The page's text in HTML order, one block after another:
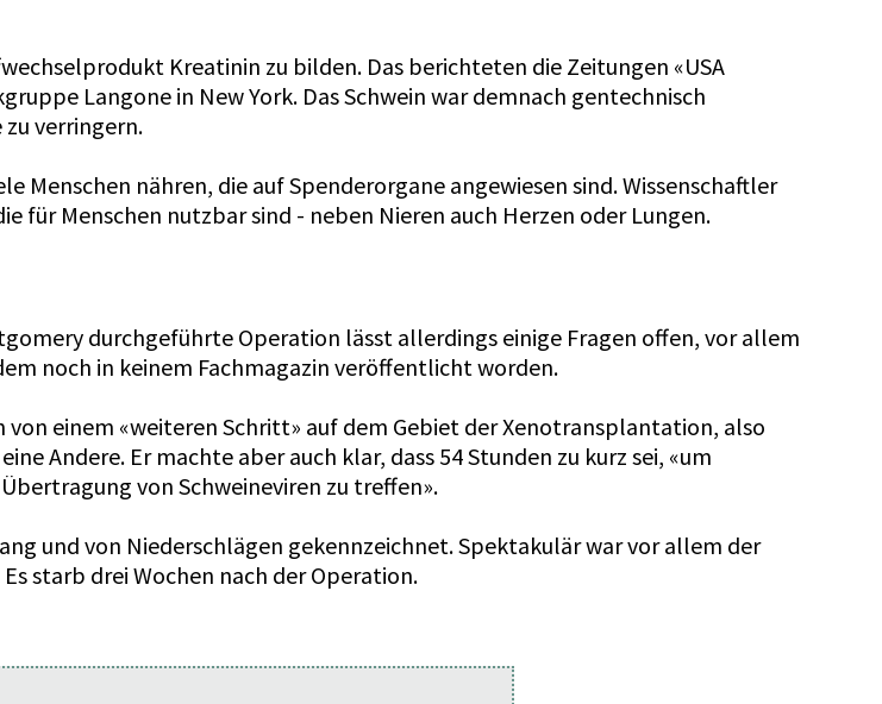
Kreatinin zu bilden. Das berichteten die Zeitungen «USA
Langone in New York. Das Schwein war demnach gentechnisch
verringern.
nähren, die auf Spenderorgane angewiesen sind. Wissenschaftler
für Menschen nutzbar sind - neben Nieren auch Herzen oder Lungen.
durchgeführte Operation lässt allerdings einige Fragen offen, vor allem
noch in keinem Fachmagazin veröffentlicht worden.
einem «weiteren Schritt» auf dem Gebiet der Xenotransplantation, also
Andere. Er machte aber auch klar, dass 54 Stunden zu kurz sei, «um
von Schweineviren zu treffen».
und von Niederschlägen gekennzeichnet. Spektakulär war vor allem der
starb drei Wochen nach der Operation.